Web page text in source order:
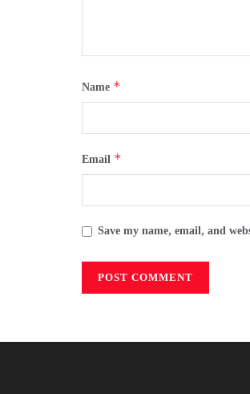
Name *
Email *
Save my name, email, and